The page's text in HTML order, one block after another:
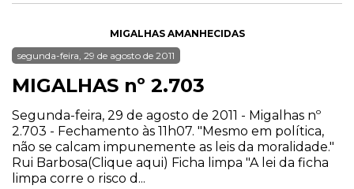
MIGALHAS AMANHECIDAS
segunda-feira, 29 de agosto de 2011
MIGALHAS nº 2.703
Segunda-feira, 29 de agosto de 2011 - Migalhas nº
2.703 - Fechamento às 11h07. "Mesmo em política,
não se calcam impunemente as leis da moralidade."
Rui Barbosa(Clique aqui) Ficha limpa "A lei da ficha
limpa corre o risco d...